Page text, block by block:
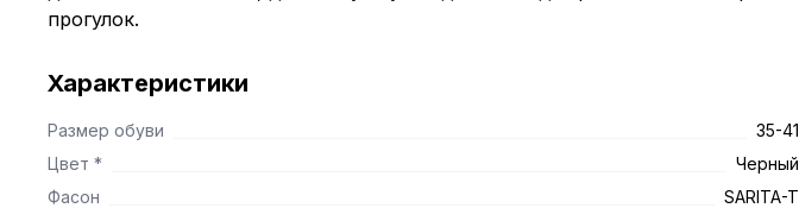
прогулок.
Характеристики
Размер обуви
35-41
Цвет *
Черный
Фасон
SARITA-T